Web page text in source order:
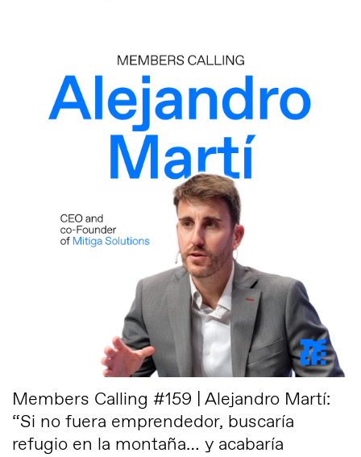
Members Calling #159 | Alejandro Martí:
“Si no fuera emprendedor, buscaría
refugio en la montaña… y acabaría